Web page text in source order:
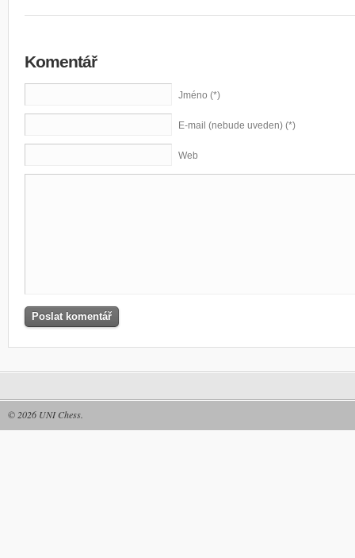
Komentář
Jméno (*)
E-mail (nebude uveden) (*)
Web
© 2026 UNI Chess